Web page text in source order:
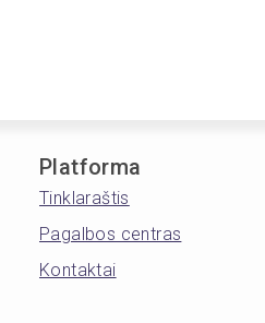
Platforma
Tinklaraštis
Pagalbos centras
Kontaktai